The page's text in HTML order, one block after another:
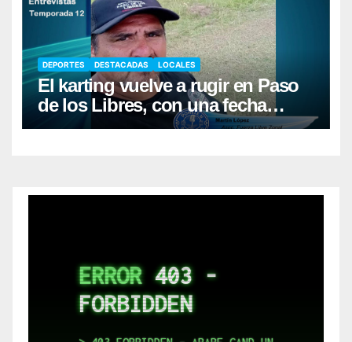
DEPORTES DESTACADAS LOCALES
El karting vuelve a rugir en Paso
de los Libres, con una fecha
récord de pilotos